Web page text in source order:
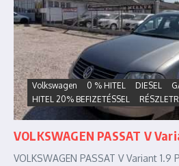
Volkswagen 0 % HITEL DIESEL
HITEL 20% BEFIZETÉSSEL
VOLKSWAGEN PASSAT V
VOLKSWAGEN PASSAT V Variant 1.9